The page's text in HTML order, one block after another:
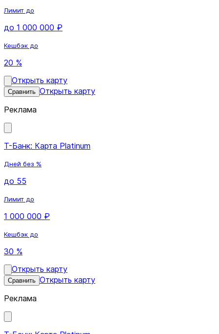
Лимит до
до 1 000 000 ₽
Кешбэк до
20 %
Открыть карту
Сравнить Открыть карту
Реклама
Т-Банк: Карта Platinum
Дней без %
до 55
Лимит до
1 000 000 ₽
Кешбэк до
30 %
Открыть карту
Сравнить Открыть карту
Реклама